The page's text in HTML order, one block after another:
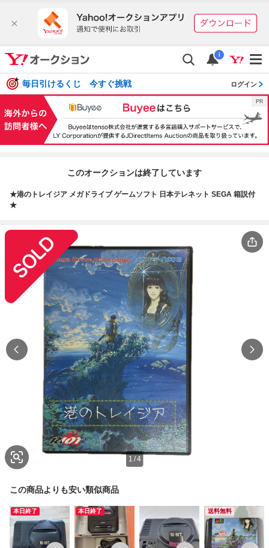
i
毎日引けるくじ 今すぐ挑戦 ログイン
このオークションは終了しています
★港のトレイジア メガドライブ ゲームソフト 日本テレネット SEGA 箱説付
★
1 /4
この商品よりも安い類似商品
本日終了 本日終了 送料無料